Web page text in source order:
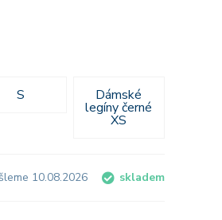
S Dámské
legíny černé
XS
10.08.2026 skladem